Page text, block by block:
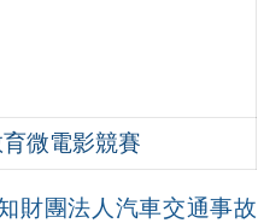
微電影競賽
財團法人汽車交通事故